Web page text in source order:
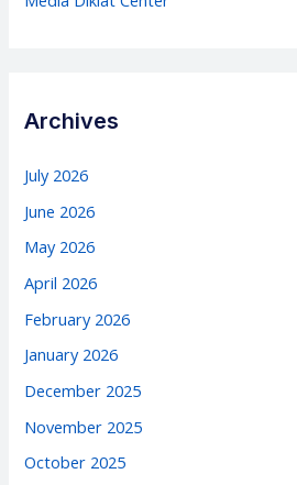
Archives
July 2026
June 2026
May 2026
April 2026
February 2026
January 2026
December 2025
November 2025
October 2025